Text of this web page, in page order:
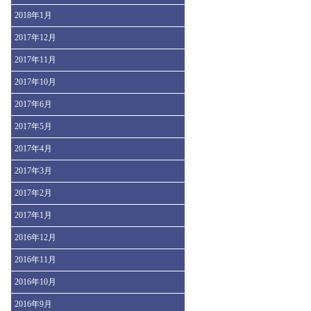
2018年1月
2017年12月
2017年11月
2017年10月
2017年6月
2017年5月
2017年4月
2017年3月
2017年2月
2017年1月
2016年12月
2016年11月
2016年10月
2016年9月